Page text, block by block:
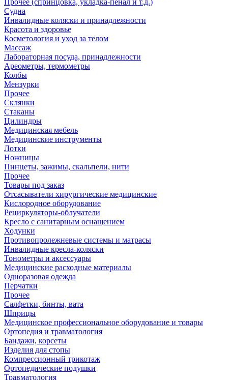
Прочее (спринцовка, укладка-пенал и т.д.)
Судна
Инвалидные коляски и принадлежности
Красота и здоровье
Косметология и уход за телом
Массаж
Лабораторная посуда, принадлежности
Ареометры, термометры
Колбы
Мензурки
Прочее
Склянки
Стаканы
Цилиндры
Медицинская мебель
Медицинские инструменты
Лотки
Ножницы
Пинцеты, зажимы, скальпели, нити
Прочее
Товары под заказ
Отсасыватели хирургические медицинские
Кислородное оборудование
Рециркуляторы-облучатели
Кресло с санитарным оснащением
Ходунки
Противопролежневые системы и матрасы
Инвалидные кресла-коляски
Тонометры и аксессуары
Медицинские расходные материалы
Одноразовая одежда
Перчатки
Прочее
Салфетки, бинты, вата
Шприцы
Медицинское профессиональное оборудование и товары
Ортопедия и травматология
Бандажи, корсеты
Изделия для стопы
Компрессионный трикотаж
Ортопедические подушки
Травматология